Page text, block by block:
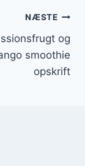
NÆSTE
og
smoothie
opskrift